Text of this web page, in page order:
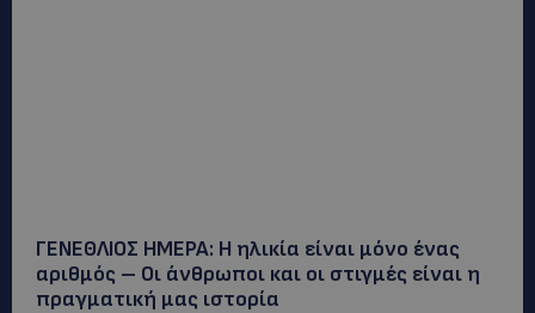
ΓΕΝΕΘΛΙΟΣ ΗΜΕΡΑ: Η ηλικία είναι μόνο ένας
αριθμός – Οι άνθρωποι και οι στιγμές είναι η
πραγματική μας ιστορία